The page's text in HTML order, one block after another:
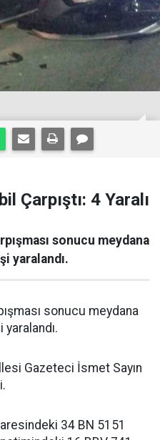
Çarpıştı: 4 Yaralı
sonucu meydana
yaralandı.
sonucu meydana
Gazeteci İsmet Sayın
34 BN 5151